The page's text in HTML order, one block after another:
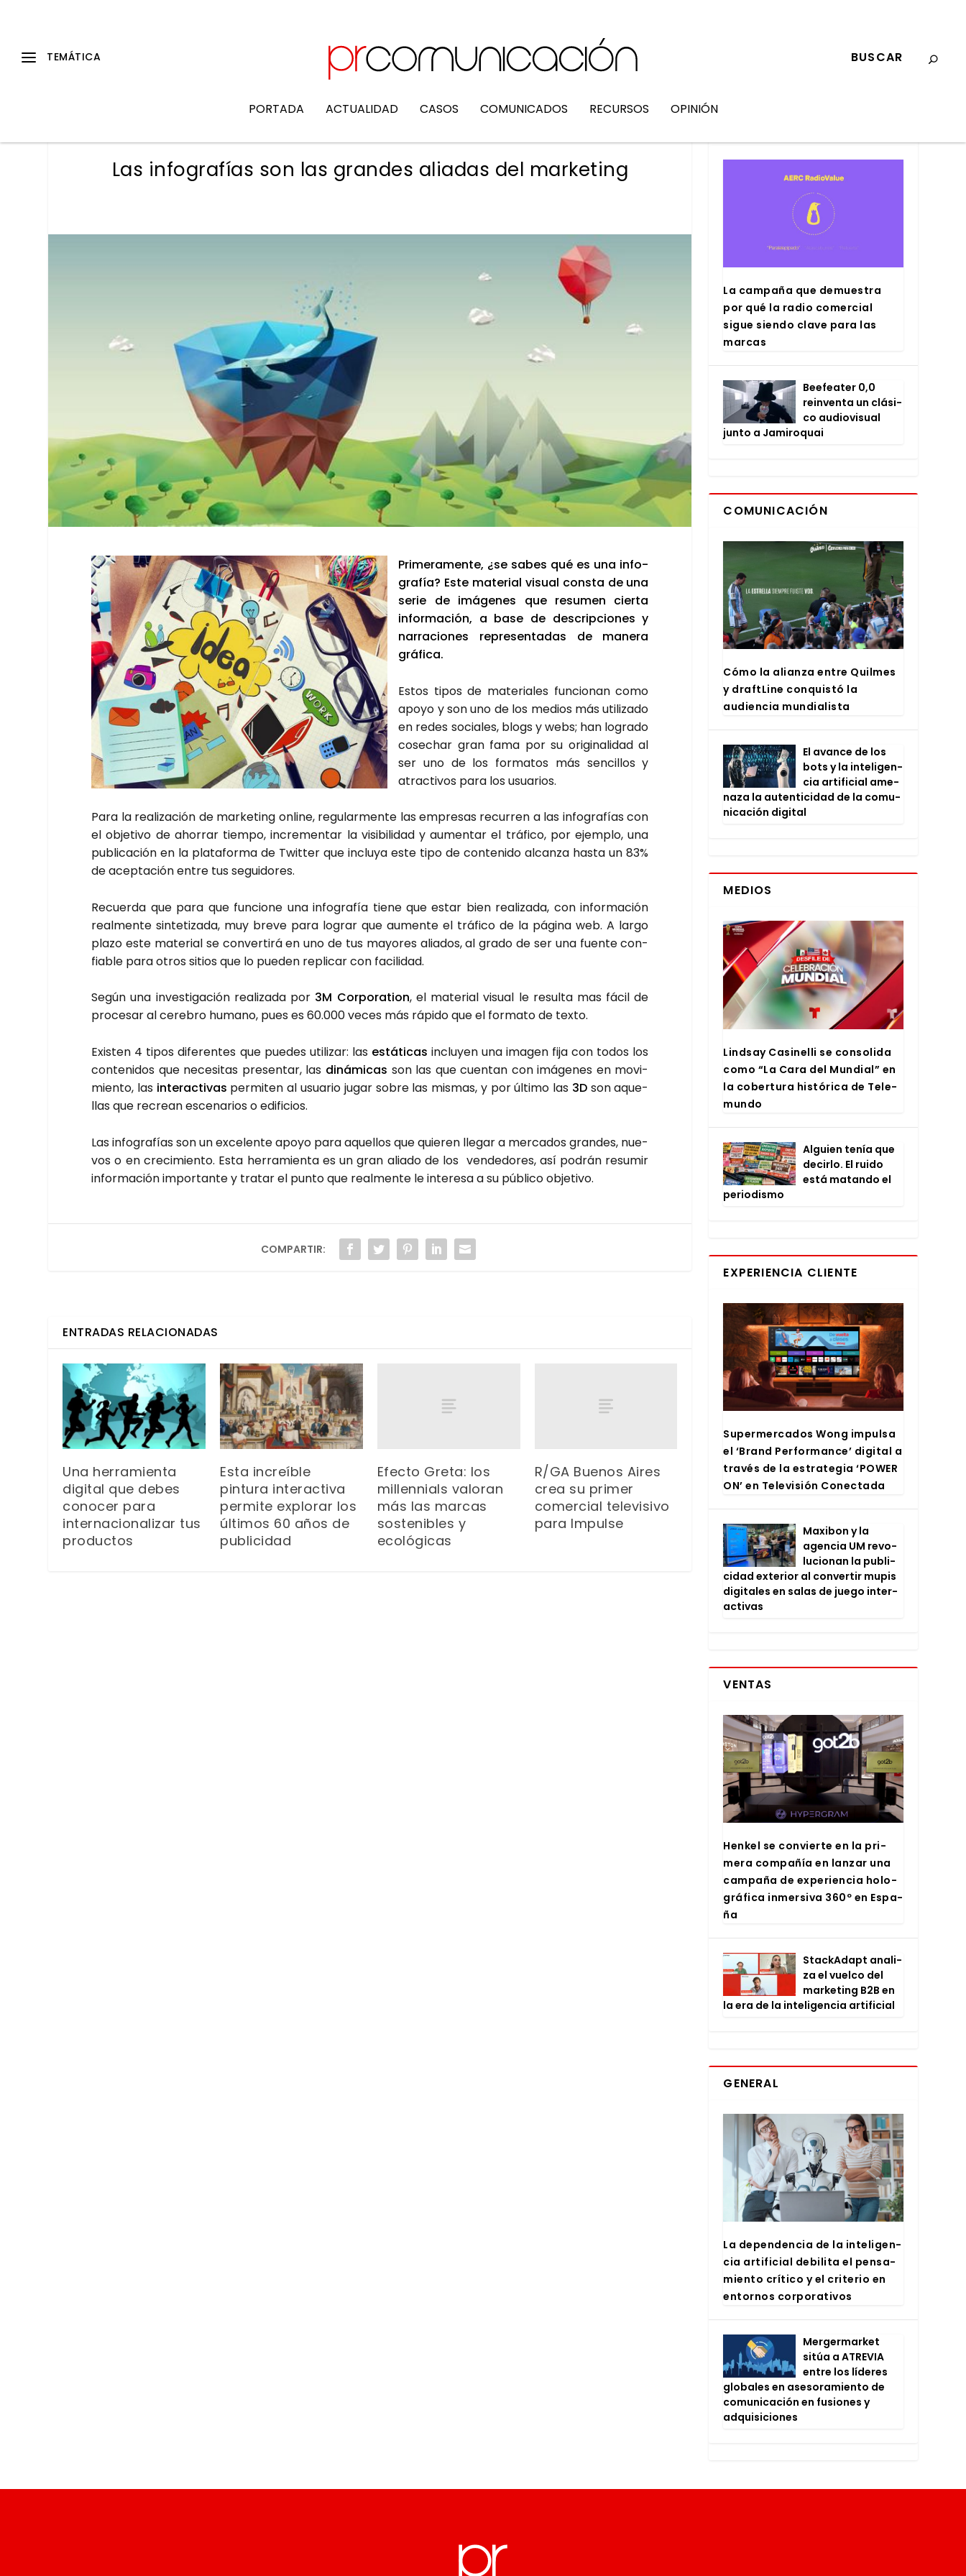
PORTADA ACTUALIDAD CASOS COMUNICADOS RECURSOS OPINIÓN
Las infografías son las grandes aliadas del marketing
Pri­me­ra­men­te, ¿se sabes qué es una info­
gra­fía? Este mate­rial visual cons­ta de una
serie de imá­ge­nes que resu­men cier­ta
infor­ma­ción, a base de des­crip­cio­nes y
narra­cio­nes repre­sen­ta­das de mane­ra
grá­fi­ca.
Estos tipos de mate­ria­les fun­cio­nan como
apo­yo y son uno de los medios más uti­li­za­do
en redes socia­les, blogs y webs; han logra­do
cose­char gran fama por su ori­gi­na­li­dad al
ser uno de los for­ma­tos más sen­ci­llos y
atrac­ti­vos para los usua­rios.
Para la rea­li­za­ción de mar­ke­ting onli­ne, regu­lar­men­te las empre­sas recu­rren a las info­gra­fías con
el obje­ti­vo de aho­rrar tiem­po, incre­men­tar la visi­bi­li­dad y aumen­tar el trá­fi­co, por ejem­plo, una
publi­ca­ción en la pla­ta­for­ma de Twit­ter que inclu­ya este tipo de con­te­ni­do alcan­za has­ta un 83%
de acep­ta­ción entre tus segui­do­res.
Recuer­da que para que fun­cio­ne una info­gra­fía tie­ne que estar bien rea­li­za­da, con infor­ma­ción
real­men­te sin­te­ti­za­da, muy bre­ve para lograr que aumen­te el trá­fi­co de la pági­na web. A lar­go
pla­zo este mate­rial se con­ver­ti­rá en uno de tus mayo­res alia­dos, al gra­do de ser una fuen­te con­
fia­ble para otros sitios que lo pue­den repli­car con faci­li­dad.
Según una inves­ti­ga­ción rea­li­za­da por 3M Cor­po­ra­tion, el mate­rial visual le resul­ta mas fácil de
pro­ce­sar al cere­bro humano, pues es 60.000 veces más rápi­do que el for­ma­to de tex­to.
Exis­ten 4 tipos dife­ren­tes que pue­des uti­li­zar: las está­ti­cas inclu­yen una ima­gen fija con todos los
con­te­ni­dos que nece­si­tas pre­sen­tar, las diná­mi­cas son las que cuen­tan con imá­ge­nes en movi­
mien­to, las inter­ac­ti­vas per­mi­ten al usua­rio jugar sobre las mis­mas, y por últi­mo las 3Dson aque­
llas que recrean esce­na­rios o edi­fi­cios.
Las info­gra­fías son un exce­len­te apo­yo para aque­llos que quie­ren lle­gar a mer­ca­dos gran­des, nue­
vos o en cre­ci­mien­to. Esta herra­mien­ta es un gran alia­do de los ven­de­do­res, así podrán resu­mir
infor­ma­ción impor­tan­te y tra­tar el pun­to que real­men­te le intere­sa a su públi­co obje­ti­vo.
COMPARTIR:
ENTRADAS RELACIONADAS
Una herramienta
digital que debes
conocer para
internacionalizar tus
productos
Esta increíble
pintura interactiva
permite explorar los
últimos 60 años de
publicidad
Efecto Greta: los
millennials valoran
más las marcas
sostenibles y
ecológicas
R/GA Buenos Aires
crea su primer
comercial televisivo
para Impulse
La cam­pa­ña que demues­tra
por qué la radio comer­cial
sigue sien­do cla­ve para las
mar­cas
Bee­fea­ter 0,0
rein­ven­ta un clá­si­
co audio­vi­sual
jun­to a Jami­ro­quai
COMUNICACIÓN
Cómo la alian­za entre Quil­mes
y draftLi­ne con­quis­tó la
audien­cia mun­dia­lis­ta
El avan­ce de los
bots y la inte­li­gen­
cia arti­fi­cial ame­
na­za la auten­ti­ci­dad de la comu­
ni­ca­ción digi­tal
MEDIOS
Lind­say Casi­ne­lli se con­so­li­da
como “La Cara del Mun­dial” en
la cober­tu­ra his­tó­ri­ca de Tele­
mun­do
Alguien tenía que
decir­lo. El rui­do
está matan­do el
perio­dis­mo
EXPERIENCIA CLIENTE
Super­mer­ca­dos Wong impul­sa
el ‘Brand Per­for­man­ce’ digi­tal a
tra­vés de la estra­te­gia ‘POWER
ON’ en Tele­vi­sión Conec­ta­da
Maxi­bon y la
agen­cia UM revo­
lu­cio­nan la publi­
ci­dad exte­rior al con­ver­tir mupis
digi­ta­les en salas de jue­go inter­
ac­ti­vas
VENTAS
Hen­kel se con­vier­te en la pri­
me­ra com­pa­ñía en lan­zar una
cam­pa­ña de expe­rien­cia holo­
grá­fi­ca inmer­si­va 360º en Espa­
ña
Stac­kA­dapt ana­li­
za el vuel­co del
mar­ke­ting B2B en
la era de la inte­li­gen­cia arti­fi­cial
GENERAL
La depen­den­cia de la inte­li­gen­
cia arti­fi­cial debi­li­ta el pen­sa­
mien­to crí­ti­co y el cri­te­rio en
entor­nos cor­po­ra­ti­vos
Mer­ger­mar­ket
sitúa a ATRE­VIA
entre los líde­res
glo­ba­les en ase­so­ra­mien­to de
comu­ni­ca­ción en fusio­nes y
adqui­si­cio­nes